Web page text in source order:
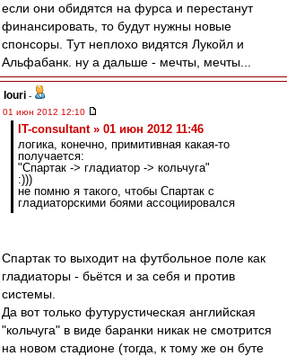
если они обидятся на фурса и перестанут
финансировать, то будут нужны новые
спонсоры. Тут неплохо видятся Лукойл и
Альфабанк. ну а дальше - мечты, мечты...
Iouri -
01 июн 2012 12:10
IT-consultant » 01 июн 2012 11:46
логика, конечно, примитивная какая-то
получается:
"Спартак -> гладиатор -> кольчуга"
:)))
не помню я такого, чтобы Спартак с
гладиаторскими боями ассоциировался
Спартак то выходит на футбольное поле как
гладиаторы - бьётся и за себя и против
системы.
Да вот только футурустическая английская
"кольчуга" в виде баранки никак не смотрится
на новом стадионе (тогда, к тому же он буте